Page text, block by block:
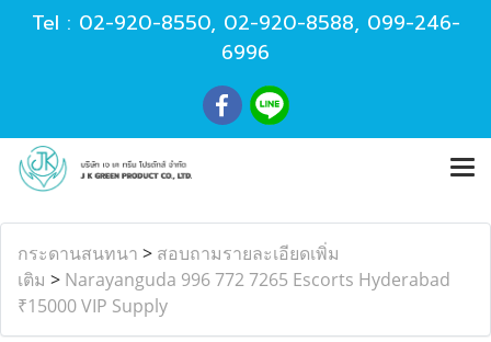
Tel : 02-920-8550, 02-920-8588, 099-246-
6996
กระดานสนทนา > สอบถามรายละเอียดเพิ่ม
เติม > Narayanguda 996 772 7265 Escorts Hyderabad
₹15000 VIP Supply